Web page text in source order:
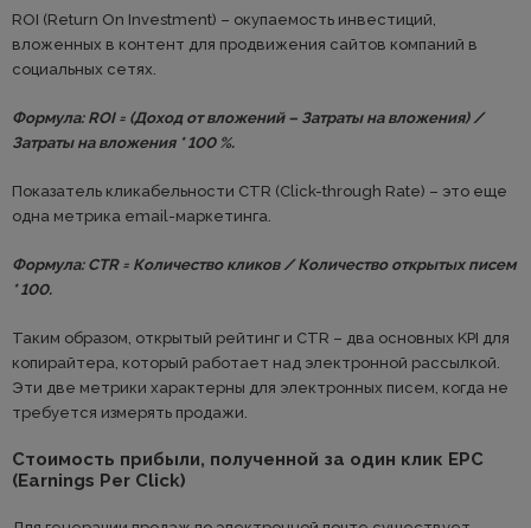
ROI (Return On Investment) – окупаемость инвестиций,
вложенных в контент для продвижения сайтов компаний в
социальных сетях.
Формула: ROI = (Доход от вложений – Затраты на вложения) /
Затраты на вложения * 100 %.
Показатель кликабельности CTR (Click-through Rate) – это еще
одна метрика email-маркетинга.
Формула: CTR = Количество кликов / Количество открытых писем
* 100.
Таким образом, открытый рейтинг и CTR – два основных KPI для
копирайтера, который работает над электронной рассылкой.
Эти две метрики характерны для электронных писем, когда не
требуется измерять продажи.
Стоимость прибыли, полученной за один клик EPC
(Earnings Per Click)